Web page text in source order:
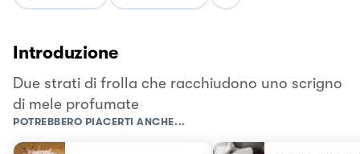
Introduzione
Due strati di frolla che racchiudono uno scrigno
di mele profumate
POTREBBERO PIACERTI ANCHE...